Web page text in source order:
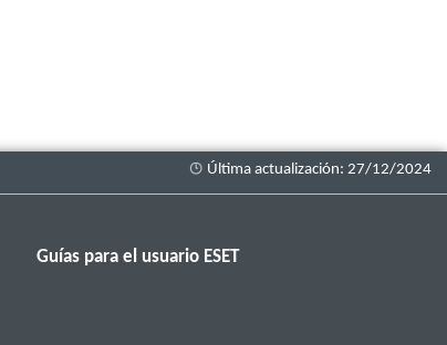
Guías para el usuario ESET